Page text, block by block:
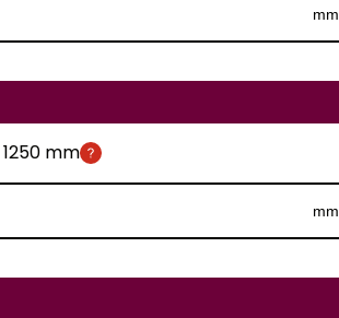
mm
mm
mm